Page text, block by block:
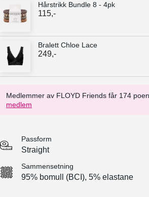
Medlemmer av FLOYD Friends får 174
medlem
Hårstrikk Bundle 8 - 4pk
115,-
Bralett Chloe Lace
249,-
Passform
Straight
Sammensetning
95% bomull (BCI), 5% elastane